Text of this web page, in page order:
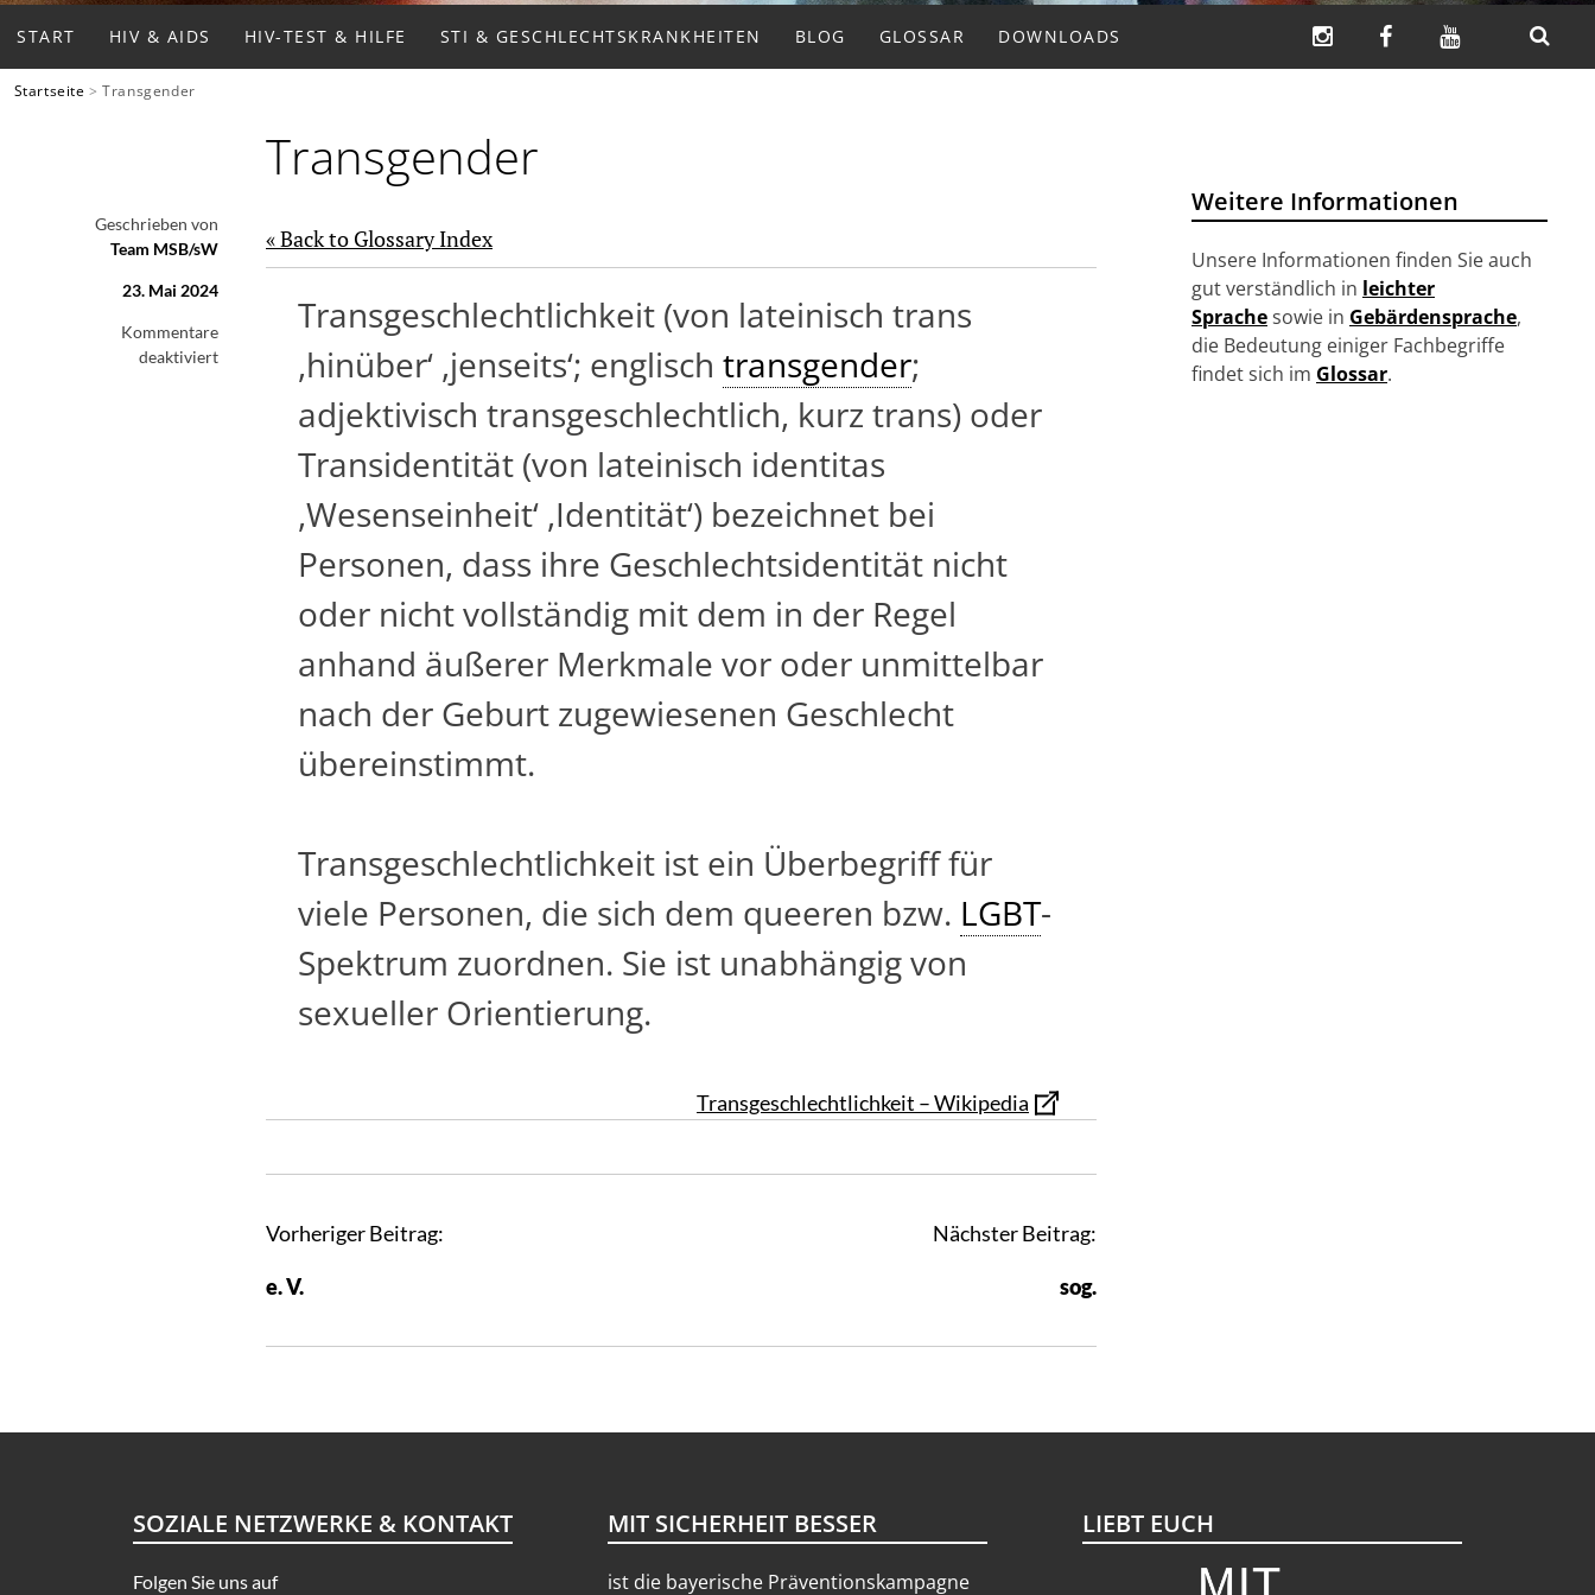
START HIV & AIDS HIV-TEST & HILFE STI & GESCHLECHTSKRANKHEITEN BLOG GLOSSAR DOWNLOADS INSTAGRAMFACEBOOKYOUTUBE
Startseite >Transgender
Transgender
Geschrieben von
Team MSB/sW
23. Mai 2024
Kommentare
deaktiviertfür
Transgender
« Back to Glossary Index
Transgeschlechtlichkeit (von lateinisch trans
,hinüber‘ ,jenseits‘; englisch transgender;
adjektivisch transgeschlechtlich, kurz trans) oder
Transidentität (von lateinisch identitas
,Wesenseinheit‘ ,Identität‘) bezeichnet bei
Personen, dass ihre Geschlechtsidentität nicht
oder nicht vollständig mit dem in der Regel
anhand äußerer Merkmale vor oder unmittelbar
nach der Geburt zugewiesenen Geschlecht
übereinstimmt.
Transgeschlechtlichkeit ist ein Überbegriff für
viele Personen, die sich dem queeren bzw. LGBT-
Spektrum zuordnen. Sie ist unabhängig von
sexueller Orientierung.
Transgeschlechtlichkeit – Wikipedia
B
i
a
v
i
Vorheriger Beitrag:
e. V.
Nächster Beitrag:
sog.
Weitere Informationen
Unsere Informationen finden Sie auch
gut verständlich in leichter
Sprachesowie in Gebärdensprache,
die Bedeutung einiger Fachbegriffe
findet sich im Glossar.
SOZIALE NETZWERKE & KONTAKT
Folgen Sie uns auf
MIT SICHERHEIT BESSER
ist die bayerische Präventionskampagne
LIEBT EUCH